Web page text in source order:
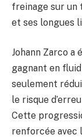
freinage sur un
et ses longues
Johann Zarco
gagnant en
seulement
le risque
Cette
renforcée avec